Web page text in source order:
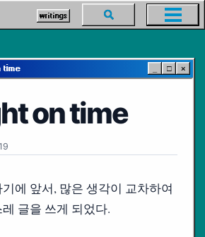
writings
Toggle
search
menu
time □ ×
on time
에 앞서, 많은 생각이 교차하여
글을 쓰게 되었다.